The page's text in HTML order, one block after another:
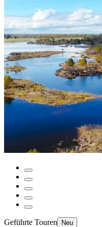
Geführte Touren Neu